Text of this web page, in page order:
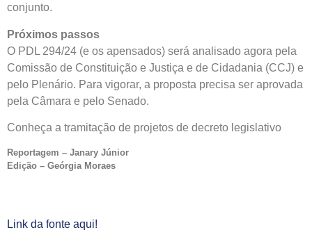
conjunto.
Próximos passos
O PDL 294/24 (e os apensados) será analisado agora pela
Comissão de Constituição e Justiça e de Cidadania (CCJ) e
pelo Plenário. Para vigorar, a proposta precisa ser aprovada
pela Câmara e pelo Senado.
Conheça a tramitação de projetos de decreto legislativo
Reportagem – Janary Júnior
Edição – Geórgia Moraes
Link da fonte aqui!